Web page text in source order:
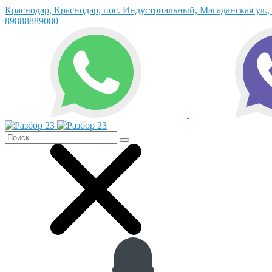
Краснодар, Краснодар, пос. Индустриальный, Магаданская ул.,
89888889080